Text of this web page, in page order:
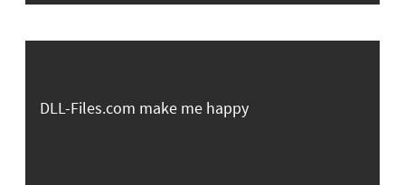
DLL-Files.com make me happy